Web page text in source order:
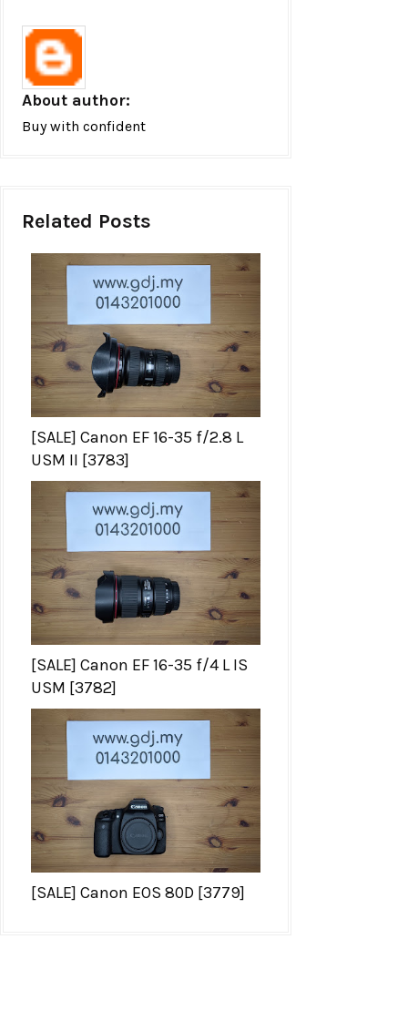
About author:
Buy with confident
Related Posts
[SALE] Canon EF 16-35 f/2.8 L
USM II [3783]
[SALE] Canon EF 16-35 f/4 L IS
USM [3782]
[SALE] Canon EOS 80D [3779]